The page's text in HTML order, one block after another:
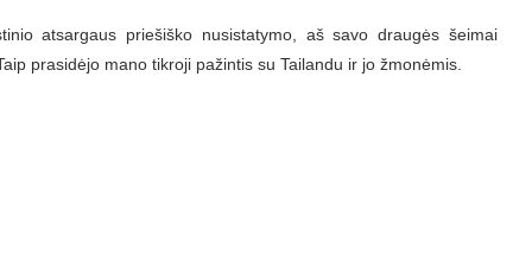
atsargaus priešiško nusistatymo, aš savo draugės šeimai
prasidėjo mano tikroji pažintis su Tailandu ir jo žmonėmis.